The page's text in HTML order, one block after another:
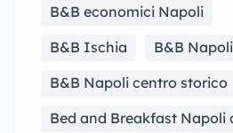
B&B economici Napoli
B&B Ischia
B&B Napoli
B&B Napoli centro storico
Bed and Breakfast Napoli